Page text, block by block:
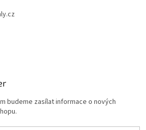
budeme zasílat informace o nových